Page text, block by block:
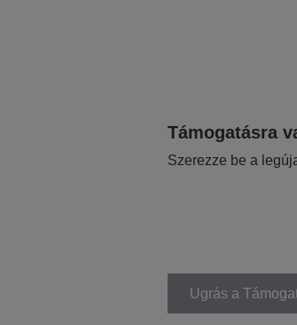
Támogatásra
Szerezze be a
Ugrás a